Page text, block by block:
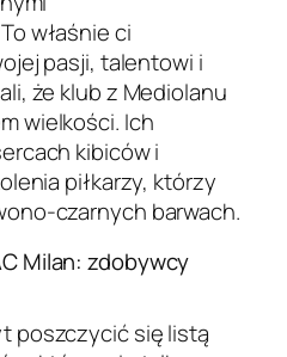
właśnie ci
pasji, talentowi i
że klub z Mediolanu
wielkości. Ich
kibiców i
piłkarzy, którzy
czarnych barwach.
Milan: zdobywcy
poszczycić się listą